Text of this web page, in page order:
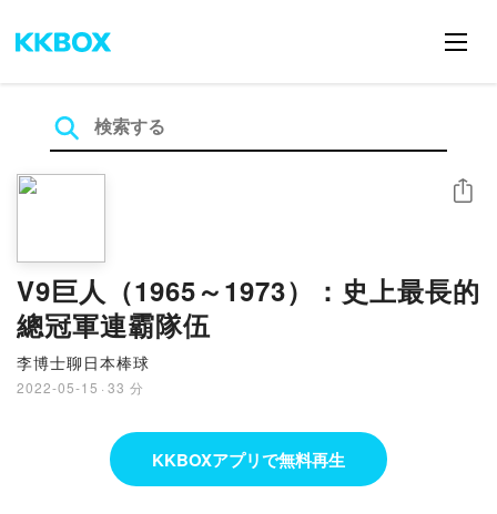
V9巨人（1965～1973）：史上最長的
總冠軍連霸隊伍
李博士聊日本棒球
2022-05-15 · 33 分
シェア
KKBOXアプリで無料再生